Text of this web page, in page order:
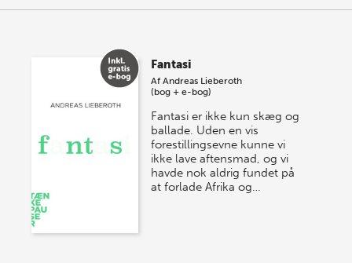
Fantasi
AfAndreas Lieberoth
(bog + e-bog)
Fantasi er ikke kun skæg og
ballade. Uden en vis
forestillingsevne kunne vi
ikke lave aftensmad, og vi
havde nok aldrig fundet på
at forlade Afrika og…